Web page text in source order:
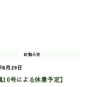
お知らせ
8月29日
10号による休業予定】